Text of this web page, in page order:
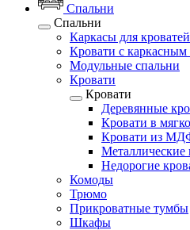
Спальни
Спальни
Каркасы для кроватей
Кровати с каркасным
Модульные спальни
Кровати
Кровати
Деревянные
Кровати в
Кровати из
Металлические
Недорогие
Комоды
Трюмо
Прикроватные тумбы
Шкафы